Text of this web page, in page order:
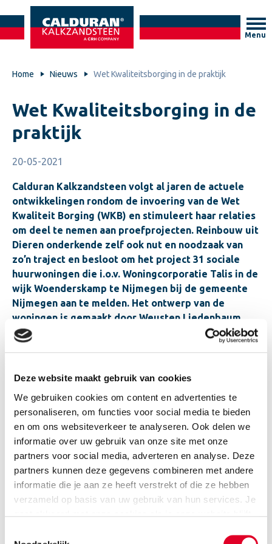
Deze website maakt gebruik van cookies
We gebruiken cookies om content en advertenties te
personaliseren, om functies voor social media te bieden
en om ons websiteverkeer te analyseren. Ook delen we
informatie over uw gebruik van onze site met onze
partners voor social media, adverteren en analyse. Deze
partners kunnen deze gegevens combineren met andere
informatie die je aan ze heeft verstrekt of die ze hebben
verzameld op basis van uw gebruik van hun services. Je
gaat akkoord met onze cookies als je onze website blijft
Menu
Home Nieuws Wet Kwaliteitsborging in de praktijk
Wet Kwaliteitsborging in de
praktijk
20-05-2021
Calduran Kalkzandsteen volgt al jaren de actuele
ontwikkelingen rondom de invoering van de Wet
Kwaliteit Borging (WKB) en stimuleert haar relaties
om deel te nemen aan proefprojecten. Reinbouw uit
Dieren onderkende zelf ook nut en noodzaak van
zo’n traject en besloot om het project 31 sociale
huurwoningen die i.o.v. Woningcorporatie Talis in de
wijk Woenderskamp te Nijmegen bij de gemeente
Nijmegen aan te melden. Het ontwerp van de
woningen is gemaakt door Weusten Liedenbaum
Architecten uit Arnhem. Conceptontwikkelaar Roor
de Gans van Reinbouw vindt dat zo’n oefening veel
combineren met de dossiervorming rondom
grondstoffen.